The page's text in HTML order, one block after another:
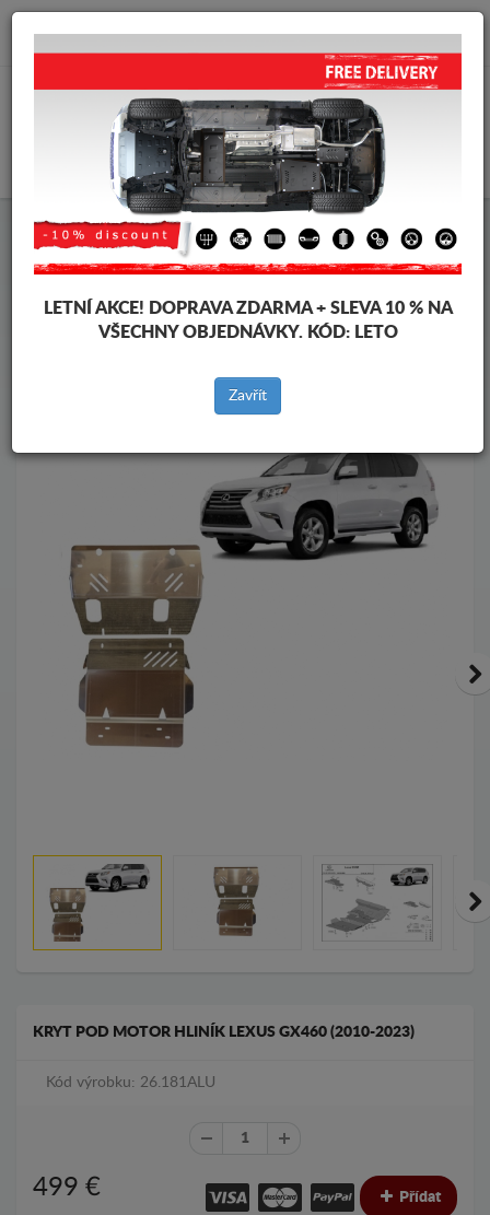
info@krytpodmotor.com
Kryt pod motor Lexus Kryt pod motor Lexus GX
vozidel
Značky vozidel
Zpět na produkty
KRYT POD MOTOR HLINÍK LEXUS GX460 (2010-2023)
Kód výrobku: 26.181ALU
499 € Přídat
LETNÍ AKCE! DOPRAVA ZDARMA + SLEVA 10 % NA
VŠECHNY OBJEDNÁVKY. KÓD: LETO
Zavřít